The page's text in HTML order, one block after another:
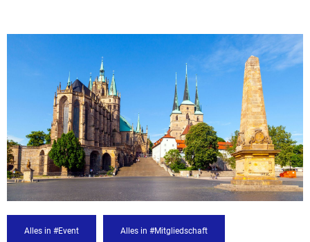
Alles in #Event Alles in #Mitgliedschaft